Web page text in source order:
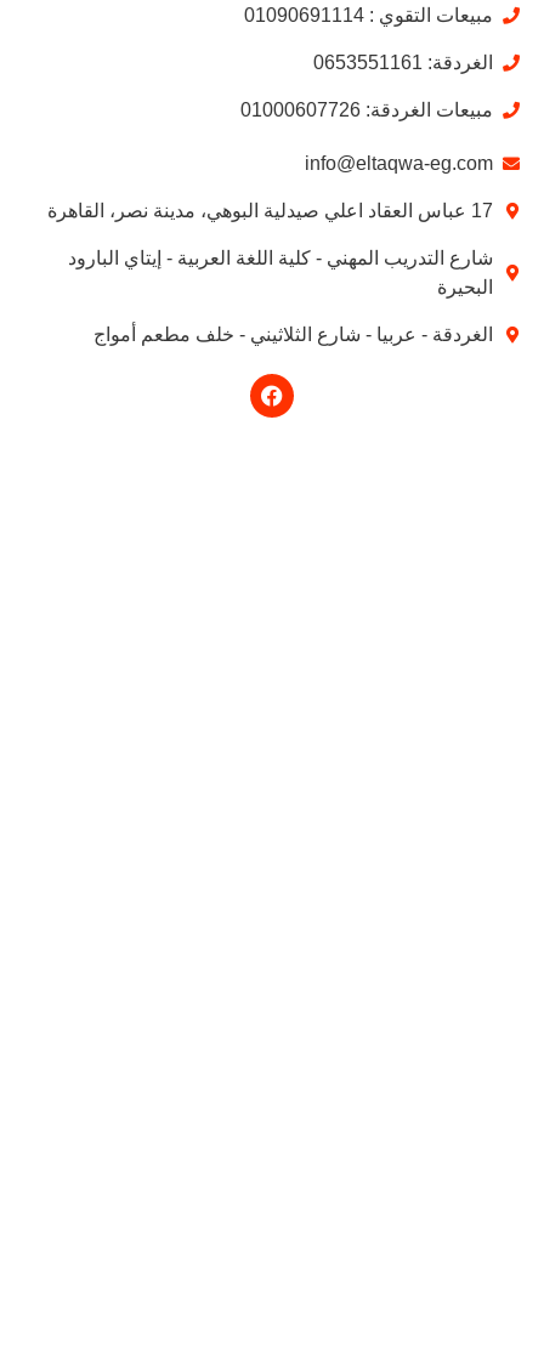
مبيعات التقوي : 01090691114
الغردقة: 0653551161
مبيعات الغردقة: 01000607726
info@eltaqwa-eg.com
17 عباس العقاد اعلي صيدلية البوهي، مدينة نصر، القاهرة
شارع التدريب المهني - كلية اللغة العربية - إيتاي البارود
البحيرة
الغردقة - عربيا - شارع الثلاثيني - خلف مطعم أمواج